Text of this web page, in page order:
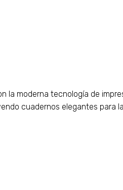
la moderna tecnología de
cuadernos elegantes para